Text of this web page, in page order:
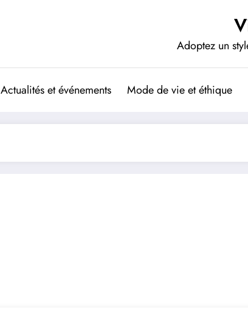
Adoptez un
Actualités et événements Mode de vie et éthique